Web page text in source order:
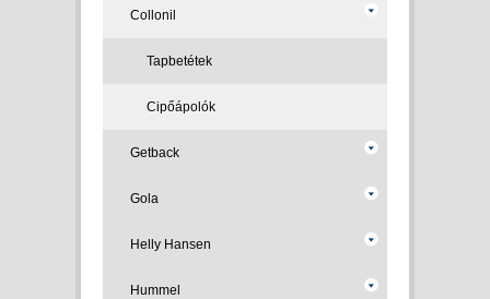
Collonil
Tapbetétek
Cipőápolók
Getback
Gola
Helly Hansen
Hummel